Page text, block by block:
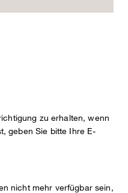
zu erhalten, wenn
geben Sie bitte Ihre E-
nicht mehr verfügbar sein,